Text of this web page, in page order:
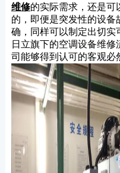
维修的实际需求，还是可
的，即便是突发性的设备
确，同样可以制定出切实
日立旗下的空调设备维
司能够得到认可的客观必